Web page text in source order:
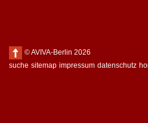
© AVIVA-Berlin 2026
suche sitemap impressum datenschutz